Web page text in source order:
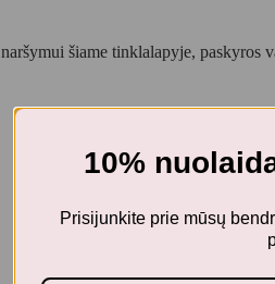
šiame tinklalapyje,
10%
Prisijunkite prie mūsų